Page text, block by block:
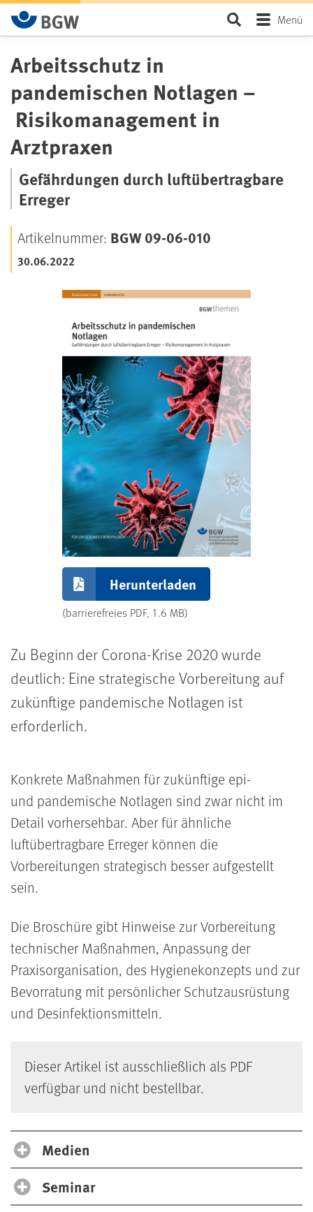
Zum Hauptinhalt springen SeiteMenü
Arbeitsschutz in
pandemischen Notlagen –
Risikomanagement in
Arztpraxen
Gefährdungen durch luftübertragbare
Erreger
Artikelnummer: BGW 09-06-010
30.06.2022
Herunterladen
(barrierefreies PDF, 1.6 MB)
Zu Beginn der Corona-Krise 2020 wurde
deutlich: Eine strategische Vorbereitung auf
zukünftige pandemische Notlagen ist
erforderlich.
Konkrete Maßnahmen für zukünftige epi-
und pandemische Notlagen sind zwar nicht im
Detail vorhersehbar. Aber für ähnliche
luftübertragbare Erreger können die
Vorbereitungen strategisch besser aufgestellt
sein.
Die Broschüre gibt Hinweise zur Vorbereitung
technischer Maßnahmen, Anpassung der
Praxisorganisation, des Hygienekonzepts und zur
Bevorratung mit persönlicher Schutzausrüstung
und Desinfektionsmitteln.
Dieser Artikel ist ausschließlich als PDF
verfügbar und nicht bestellbar.
Medien
Seminar